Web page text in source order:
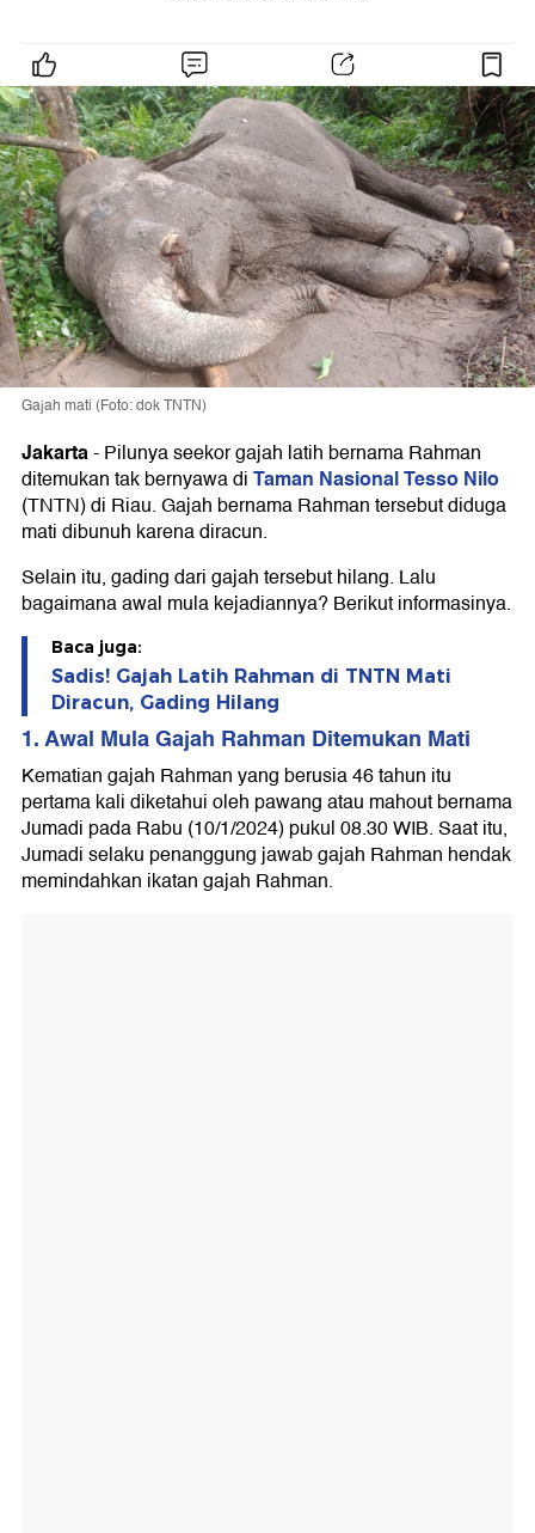
Gajah mati (Foto: dok TNTN)
Jakarta-Pilunya seekor gajah latih bernama Rahman
ditemukan tak bernyawa diTaman Nasional Tesso Nilo
(TNTN) di Riau. Gajah bernama Rahman tersebut diduga
mati dibunuh karena diracun.
Selain itu, gading dari gajah tersebut hilang. Lalu
bagaimana awal mula kejadiannya? Berikut informasinya.
Baca juga:
Sadis! Gajah Latih Rahman di TNTN Mati
Diracun, Gading Hilang
1. Awal Mula Gajah Rahman Ditemukan Mati
Kematian gajah Rahman yang berusia 46 tahun itu
pertama kali diketahui oleh pawang atau mahout bernama
Jumadi pada Rabu (10/1/2024) pukul 08.30 WIB. Saat itu,
Jumadi selaku penanggung jawab gajah Rahman hendak
memindahkan ikatan gajah Rahman.